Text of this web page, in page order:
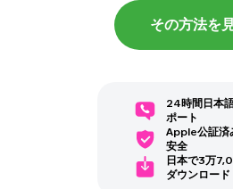
その方法を
24時間日本
ポート
Apple公証済
安全
日本で3万
ダウンロード